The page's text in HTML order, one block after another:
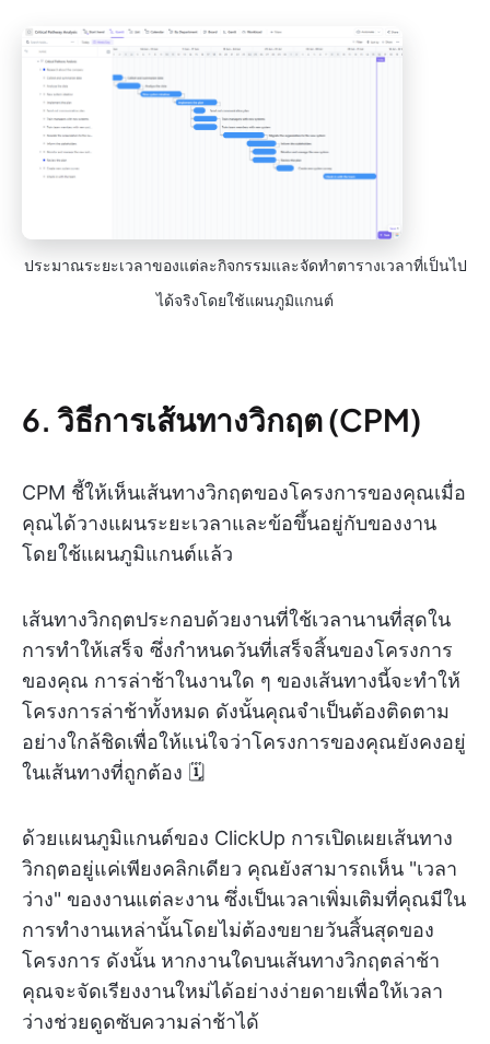
ประมาณระยะเวลาของแต่ละกิจกรรมและจัดทำตารางเวลาที่เป็นไป
ได้จริงโดยใช้แผนภูมิแกนต์
6. วิธีการเส้นทางวิกฤต (CPM)
CPM ชี้ให้เห็นเส้นทางวิกฤตของโครงการของคุณเมื่อ
คุณได้วางแผนระยะเวลาและข้อขึ้นอยู่กับของงาน
โดยใช้แผนภูมิแกนต์แล้ว
เส้นทางวิกฤตประกอบด้วยงานที่ใช้เวลานานที่สุดใน
การทำให้เสร็จ ซึ่งกำหนดวันที่เสร็จสิ้นของโครงการ
ของคุณ การล่าช้าในงานใด ๆ ของเส้นทางนี้จะทำให้
โครงการล่าช้าทั้งหมด ดังนั้นคุณจำเป็นต้องติดตาม
อย่างใกล้ชิดเพื่อให้แน่ใจว่าโครงการของคุณยังคงอยู่
ในเส้นทางที่ถูกต้อง 🗓️
ด้วยแผนภูมิแกนต์ของ ClickUp การเปิดเผยเส้นทาง
วิกฤตอยู่แค่เพียงคลิกเดียว คุณยังสามารถเห็น "เวลา
ว่าง" ของงานแต่ละงาน ซึ่งเป็นเวลาเพิ่มเติมที่คุณมีใน
การทำงานเหล่านั้นโดยไม่ต้องขยายวันสิ้นสุดของ
โครงการ ดังนั้น หากงานใดบนเส้นทางวิกฤตล่าช้า
คุณจะจัดเรียงงานใหม่ได้อย่างง่ายดายเพื่อให้เวลา
ว่างช่วยดูดซับความล่าช้าได้